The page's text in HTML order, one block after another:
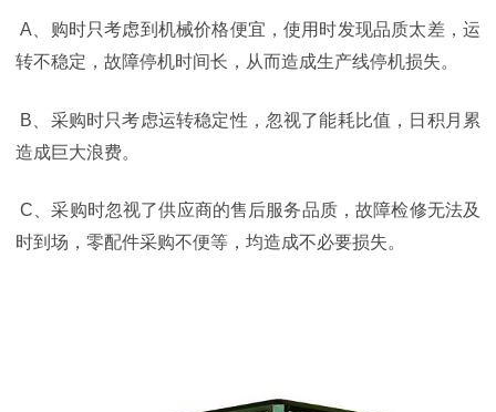
A 、购时只考虑到机械价格便宜，使用时发现品质太差，运
转不稳定，故障停机时间长，从而造成生产线停机损失。
B 、采购时只考虑运转稳定性，忽视了能耗比值，日积月累
造成巨大浪费。
C 、采购时忽视了供应商的售后服务品质，故障检修无法及
时到场，零配件采购不便等，均造成不必要损失。